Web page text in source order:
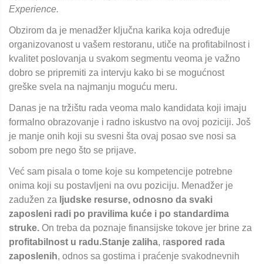
Experience.
Obzirom da je menadžer ključna karika koja određuje
organizovanost u vašem restoranu, utiče na profitabilnost i
kvalitet poslovanja u svakom segmentu veoma je važno
dobro se pripremiti za intervju kako bi se mogućnost
greške svela na najmanju moguću meru.
Danas je na tržištu rada veoma malo kandidata koji imaju
formalno obrazovanje i radno iskustvo na ovoj poziciji. Još
je manje onih koji su svesni šta ovaj posao sve nosi sa
sobom pre nego što se prijave.
Već sam pisala o tome koje su kompetencije potrebne
onima koji su postavljeni na ovu poziciju. Menadžer je
zadužen za ljudske resurse, odnosno da svaki
zaposleni radi po pravilima kuće i po standardima
struke. On treba da poznaje finansijske tokove jer brine za
profitabilnost u radu.Stanje zaliha, raspored rada
zaposlenih, odnos sa gostima i praćenje svakodnevnih